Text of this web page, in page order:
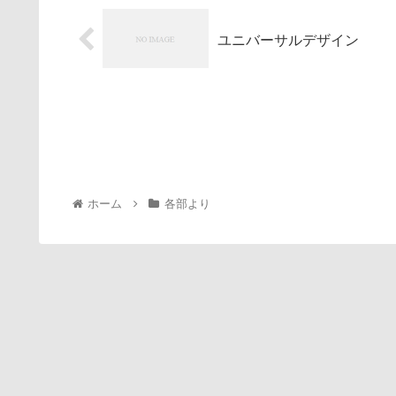
ユニバーサルデザイン
ホーム 各部より